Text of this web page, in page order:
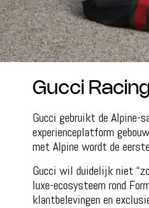
Gucci
Gucci gebruikt de Alpine-
experienceplatform
met Alpine wordt de
Gucci wil duidelijk niet
luxe-ecosysteem rond
klantbelevingen en